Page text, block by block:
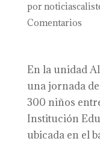
por
Comentarios
En la unidad
una jornada
300 niños
Institución
ubicada en el